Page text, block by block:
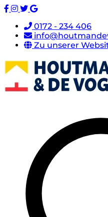
0172 - 234 406
Zu unserer